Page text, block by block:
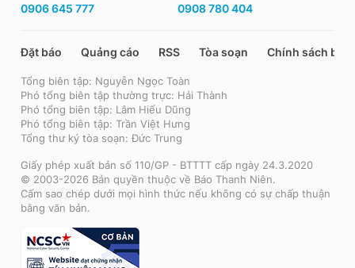
0906 645 777 0908 780 404
Đặt báo Quảng cáo RSS Tòa soạn Chính sách bảo
Tổng biên tập: Nguyễn Ngọc Toàn
Phó tổng biên tập thường trực: Hải Thành
Phó tổng biên tập: Lâm Hiếu Dũng
Phó tổng biên tập: Trần Việt Hưng
Tổng thư ký tòa soạn: Đức Trung
Giấy phép xuất bản số 110/GP - BTTTT cấp ngày 24.3.2020
© 2003-2026 Bản quyền thuộc về Báo Thanh Niên.
Cấm sao chép dưới mọi hình thức nếu không có sự chấp thuận
bằng văn bản.